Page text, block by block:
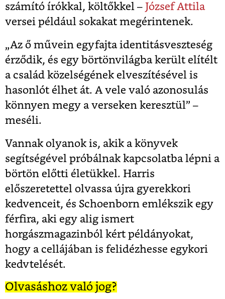
számító írókkal, költőkkel – József Attila
versei például sokakat megérintenek.
„Az ő művein egyfajta identitásveszteség
érződik, és egy börtönvilágba került elítélt
a család közelségének elveszítésével is
hasonlót élhet át. A vele való azonosulás
könnyen megy a verseken keresztül” –
meséli.
Vannak olyanok is, akik a könyvek
segítségével próbálnak kapcsolatba lépni a
börtön előtti életükkel. Harris
előszeretettel olvassa újra gyerekkori
kedvenceit, és Schoenborn emlékszik egy
férfira, aki egy alig ismert
horgászmagazinból kért példányokat,
hogy a cellájában is felidézhesse egykori
kedvtelését.
Olvasáshoz való jog?